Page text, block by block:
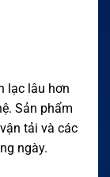
lạc lâu hơn
Sản phẩm
tải và các
ngày.